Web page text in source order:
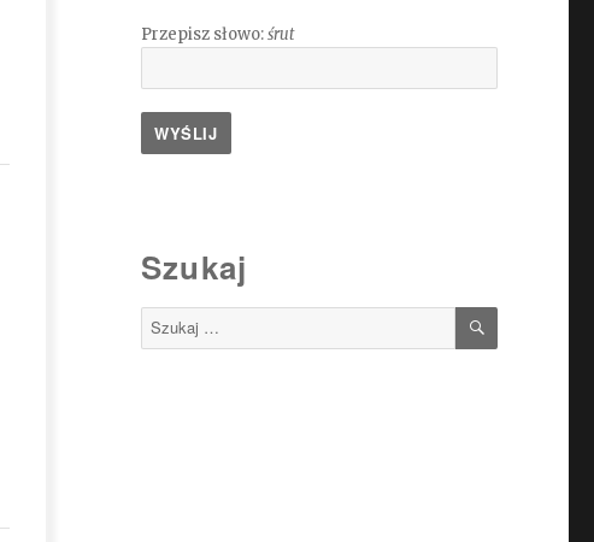
Przepisz słowo:śrut
Szukaj
Szukaj: SZUKAJ